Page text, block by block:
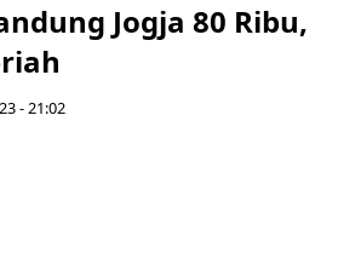
Jogja 80 Ribu,
- 21:02